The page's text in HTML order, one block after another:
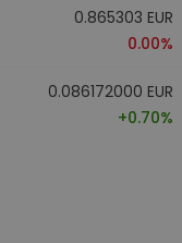
0.865303 EUR
0.00%
0.086172000 EUR
+0.70%